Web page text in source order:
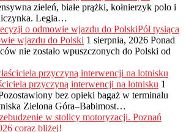
zieleń, białe prążki, kołnierzyk polo i
Legia…
Pół tysiąca
wjazdu do Polski 1 sierpnia, 2026 Ponad
nie zostało wpuszczonych do Polski od
przyczyną interwencji na lotnisku 1
bez opieki bagaż w terminalu
Zielona Góra–Babimost…